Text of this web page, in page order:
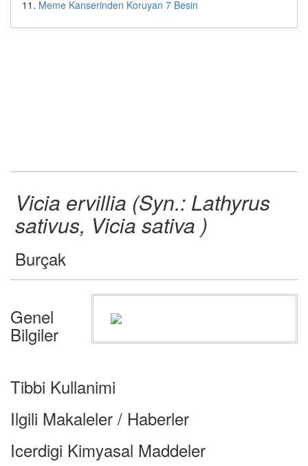
Meme Kanserinden Koruyan 7 Besin
Vicia ervillia (Syn.: Lathyrus
sativus, Vicia sativa )
Burçak
Genel
Bilgiler
Tibbi Kullanimi
Ilgili Makaleler / Haberler
Icerdigi Kimyasal Maddeler